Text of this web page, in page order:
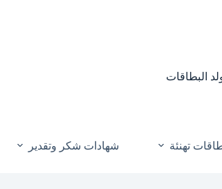
البطاقات
تهنئة شهادات شكر وتقدير